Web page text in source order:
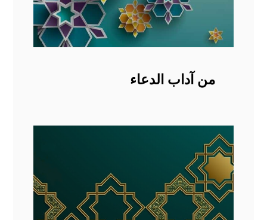
من آداب الدعاء